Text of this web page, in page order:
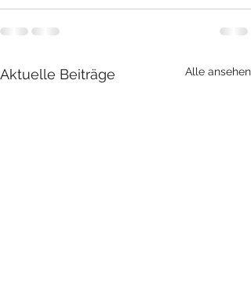
Aktuelle Beiträge Alle ansehen